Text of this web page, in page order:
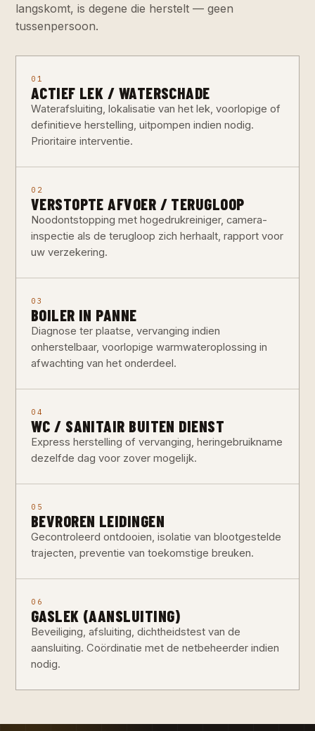
langskomt, is degene die herstelt — geen
tussenpersoon.
01
ACTIEF LEK / WATERSCHADE
Waterafsluiting, lokalisatie van het lek, voorlopige of
definitieve herstelling, uitpompen indien nodig.
Prioritaire interventie.
02
VERSTOPTE AFVOER / TERUGLOOP
Noodontstopping met hogedrukreiniger, camera-
inspectie als de terugloop zich herhaalt, rapport voor
uw verzekering.
03
BOILER IN PANNE
Diagnose ter plaatse, vervanging indien
onherstelbaar, voorlopige warmwateroplossing in
afwachting van het onderdeel.
04
WC / SANITAIR BUITEN DIENST
Express herstelling of vervanging, heringebruikname
dezelfde dag voor zover mogelijk.
05
BEVROREN LEIDINGEN
Gecontroleerd ontdooien, isolatie van blootgestelde
trajecten, preventie van toekomstige breuken.
06
GASLEK (AANSLUITING)
Beveiliging, afsluiting, dichtheidstest van de
aansluiting. Coördinatie met de netbeheerder indien
nodig.